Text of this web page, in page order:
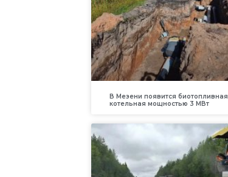
В Мезени появится биотопливная
котельная мощностью 3 МВт